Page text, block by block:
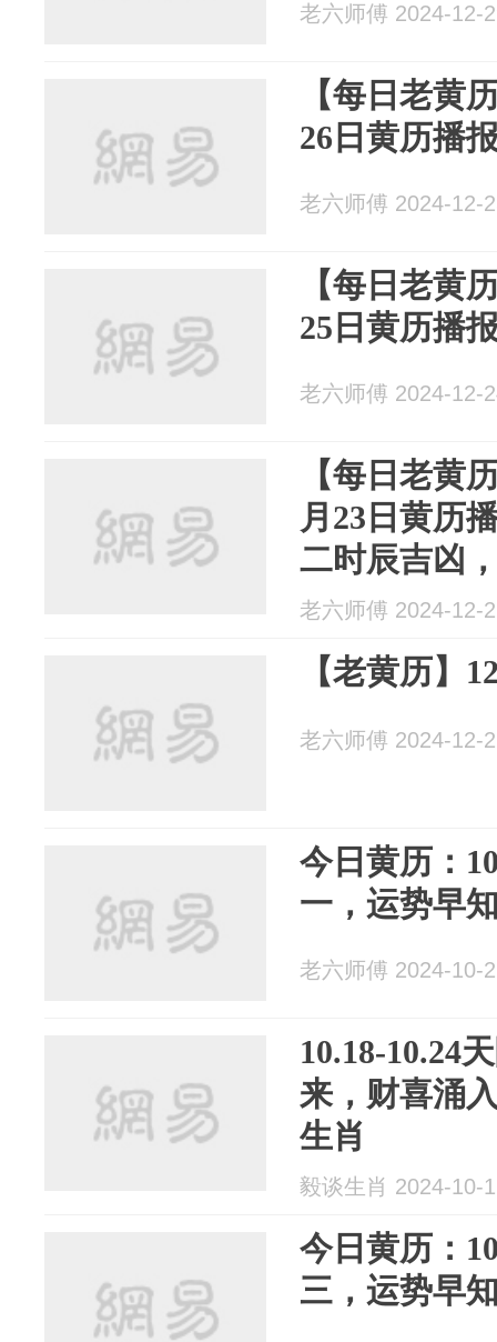
老六师傅 2024-12-
【每日老黄
26日黄历播
老六师傅 2024-12-
【每日老黄
25日黄历播
老六师傅 2024-12-
【每日老黄
月23日黄历
二时辰吉凶
老六师傅 2024-12-
【老黄历】
老六师傅 2024-12-
今日黄历：
一，运势早
老六师傅 2024-10-
10.18-10.24
来，财喜涌
生肖
毅谈生肖 2024-10-
今日黄历：
三，运势早